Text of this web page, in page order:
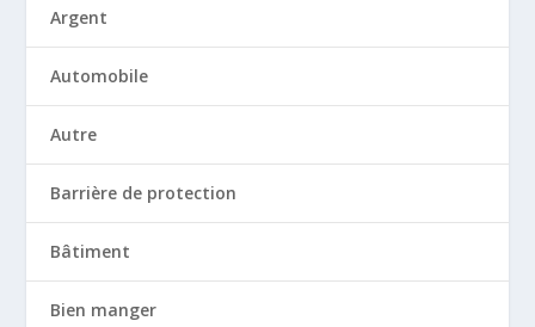
Argent
Automobile
Autre
Barrière de protection
Bâtiment
Bien manger